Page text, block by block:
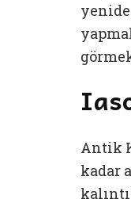
Antik
kadar